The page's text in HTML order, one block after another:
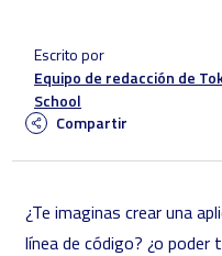
Escrito por
Equipo de redacción de
School
Compartir
¿Te imaginas crear una
línea de código? ¿o